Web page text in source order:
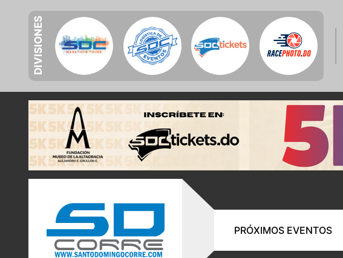
DIVISIONES
PRÓXIMOS EVENTOS